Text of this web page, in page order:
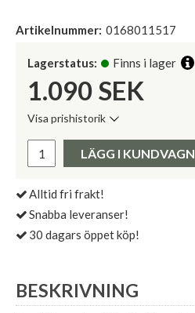
Artikelnummer: 0168011517
Lagerstatus: Finns i lager
1.090 SEK
Visa prishistorik
LÄGG I KUNDVAGN
Alltid fri frakt!
Snabba leveranser!
30 dagars öppet köp!
BESKRIVNING